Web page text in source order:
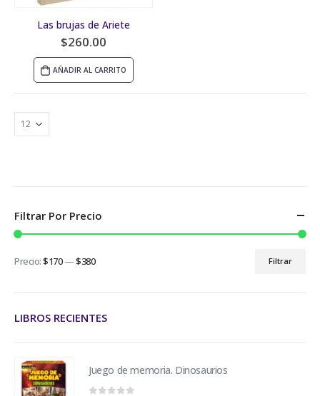
Las brujas de Ariete
$260.00
AÑADIR AL CARRITO
Filtrar Por Precio
Filtrar
Precio:$170—$380
LIBROS RECIENTES
Juego de memoria. Dinosaurios